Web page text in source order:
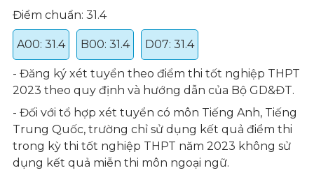
Điểm chuẩn: 31.4
A00: 31.4 B00: 31.4 D07: 31.4
- Đăng ký xét tuyển theo điểm thi tốt nghiệp THPT
2023 theo quy định và hướng dẫn của Bộ GD&ĐT.
- Đối với tổ hợp xét tuyển có môn Tiếng Anh, Tiếng
Trung Quốc, trường chỉ sử dụng kết quả điểm thi
trong kỳ thi tốt nghiệp THPT năm 2023 không sử
dụng kết quả miễn thi môn ngoại ngữ.